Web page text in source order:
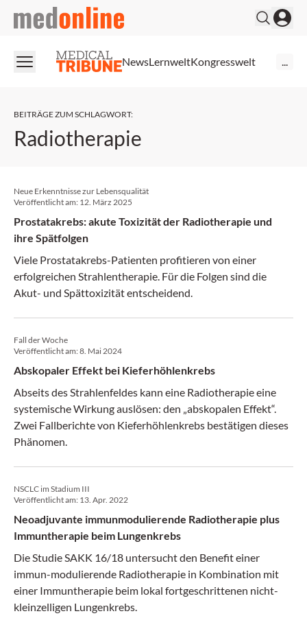
medonline
NewsLernweltKongresswelt
BEITRÄGE ZUM SCHLAGWORT:
Radiotherapie
Neue Erkenntnisse zur Lebensqualität
Veröffentlicht am: 12. März 2025
Prostatakrebs: akute Toxizität der Radiotherapie und
ihre Spätfolgen
Viele Prostatakrebs-Patienten profitieren von einer
erfolgreichen Strahlentherapie. Für die Folgen sind die
Akut- und Spättoxizität entscheidend.
Fall der Woche
Veröffentlicht am:8. Mai 2024
Abskopaler Effekt bei Kieferhöhlenkrebs
Abseits des Strahlenfeldes kann eine Radiotherapie eine
systemische Wirkung auslösen: den „abskopalen Effekt“.
Zwei Fallberichte von Kieferhöhlenkrebs bestätigen dieses
Phänomen.
NSCLC im Stadium III
Veröffentlicht am: 13. Apr. 2022
Neoadjuvante immunmodulierende Radiotherapie plus
Immuntherapie beim Lungenkrebs
Die Studie SAKK 16/18 untersucht den Benefit einer
immun-modulierende Radiotherapie in Kombination mit
einer Immuntherapie beim lokal fortgeschrittenen nicht-
kleinzelligen Lungenkrebs.